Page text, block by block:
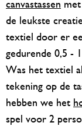
canvastassen
de leukste
textiel door er
gedurende 0,5 -
Was het textiel
tekening op de
hebben we het
spel voor 2